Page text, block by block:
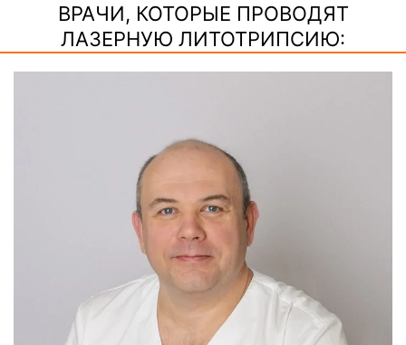
ВРАЧИ, КОТОРЫЕ ПРОВОДЯТ
ЛАЗЕРНУЮ ЛИТОТРИПСИЮ: